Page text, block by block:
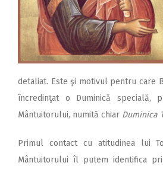
detaliat. Este şi motivul pentru care
încredinţat o Duminică specială,
Mântuitorului, numită chiar Duminica
Primul contact cu atitudinea lui
Mântuitorului îl putem identifica